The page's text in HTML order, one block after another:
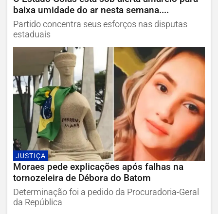
baixa umidade do ar nesta semana....
Partido concentra seus esforços nas disputas
estaduais
JUSTIÇA
Moraes pede explicações após falhas na
tornozeleira de Débora do Batom
Determinação foi a pedido da Procuradoria-Geral
da República